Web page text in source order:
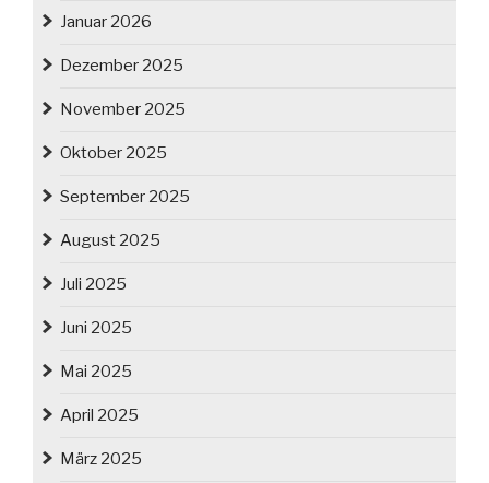
Januar 2026
Dezember 2025
November 2025
Oktober 2025
September 2025
August 2025
Juli 2025
Juni 2025
Mai 2025
April 2025
März 2025